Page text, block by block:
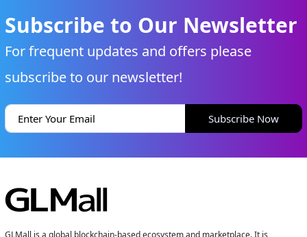
Subscribe to Our Newsletter
For frequent updates and offers please
subscribe to our newsletter!
Subscribe Now
GLMall is a global blockchain-based ecosystem and marketplace. It is